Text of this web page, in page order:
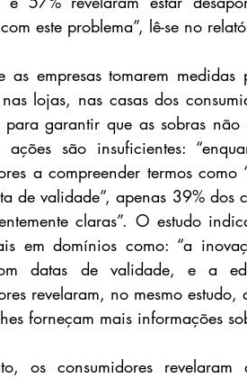
este problema”, lê-se no
as empresas tomarem
lojas, nas casas dos
para garantir que as sobras
ações são insuficientes:
a compreender termos como
de validade”, apenas 39% dos
claras”. O estudo
em domínios como: “a
datas de validade, e a
revelaram, no mesmo
forneçam mais informações
os consumidores